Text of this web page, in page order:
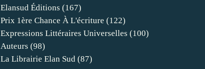
Elansud Éditions (167)
Prix 1ère Chance À L'écriture (122)
Expressions Littéraires Universelles (100)
Auteurs (98)
La Librairie Elan Sud (87)